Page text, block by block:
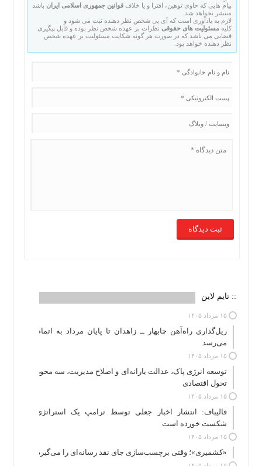
پیام هایی که حاوی توهین، افترا و یا خلاف قوانین جمهوری اسلامی ایران باشد
منتشر نخواهد شد.
لازم به یادآوری است که آی پی شخص نظر دهنده ثبت می شود و
کلیه مسئولیت های حقوقینظرات بر عهده شخص نظر بوده و قابل پیگیری
قضایی می باشد که در صورت هر گونه شکایت مسئولیت بر عهده شخص
نظر دهنده خواهد بود.
:: تایم لاین
۱۵ مرداد ۱۴۰۵
ریل‌گذاری راه‌آهن چابهار ــ زاهدان تا پایان مرداد به اتمام
می‌رسد
۱۵ مرداد ۱۴۰۵
توسعه انرژی پاک، عدالت یارانه‌ای و اصلاح مدیریت، سه محور
تحول اقتصادی
۱۵ مرداد ۱۴۰۵
قالیباف: انتشار اخبار جعلی توسط ترامپ یک استراتژی
شکست خورده است
۱۵ مرداد ۱۴۰۵
«کشمیری»؛ وقتی برچسب‌سازی جای نقد رسانه‌ای را می‌گیرد